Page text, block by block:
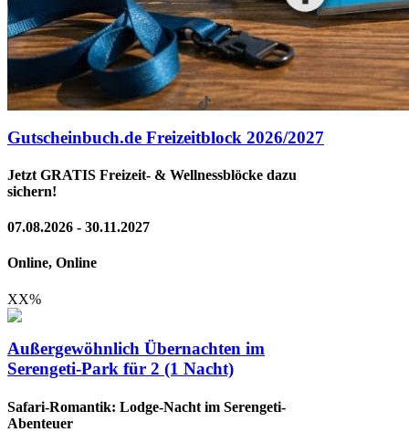
Gutscheinbuch.de Freizeitblock 2026/2027
Jetzt GRATIS Freizeit- & Wellnessblöcke dazu
sichern!
07.08.2026 - 30.11.2027
Online, Online
XX%
Außergewöhnlich Übernachten im
Serengeti-Park für 2 (1 Nacht)
Safari-Romantik: Lodge-Nacht im Serengeti-
Abenteuer